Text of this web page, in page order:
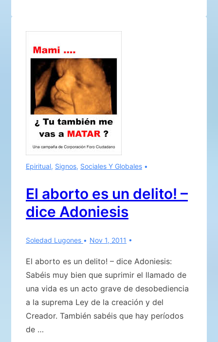
ACLARACIONES
DISCULPAS!!!»
DE
STENY
Epiritual, Signos, Sociales Y Globales
El aborto es un delito! –
dice Adoniesis
Soledad Lugones Nov 1, 2011
El aborto es un delito! – dice Adoniesis:
Sabéis muy bien que suprimir el llamado de
una vida es un acto grave de desobediencia
a la suprema Ley de la creación y del
Creador. También sabéis que hay períodos
de …